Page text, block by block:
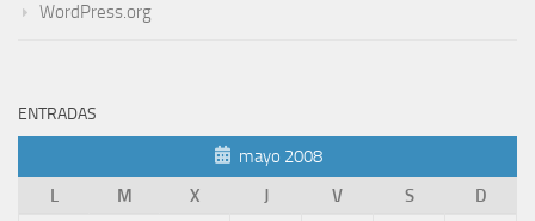
WordPress.org
ENTRADAS
mayo 2008
L
M X J V S
D